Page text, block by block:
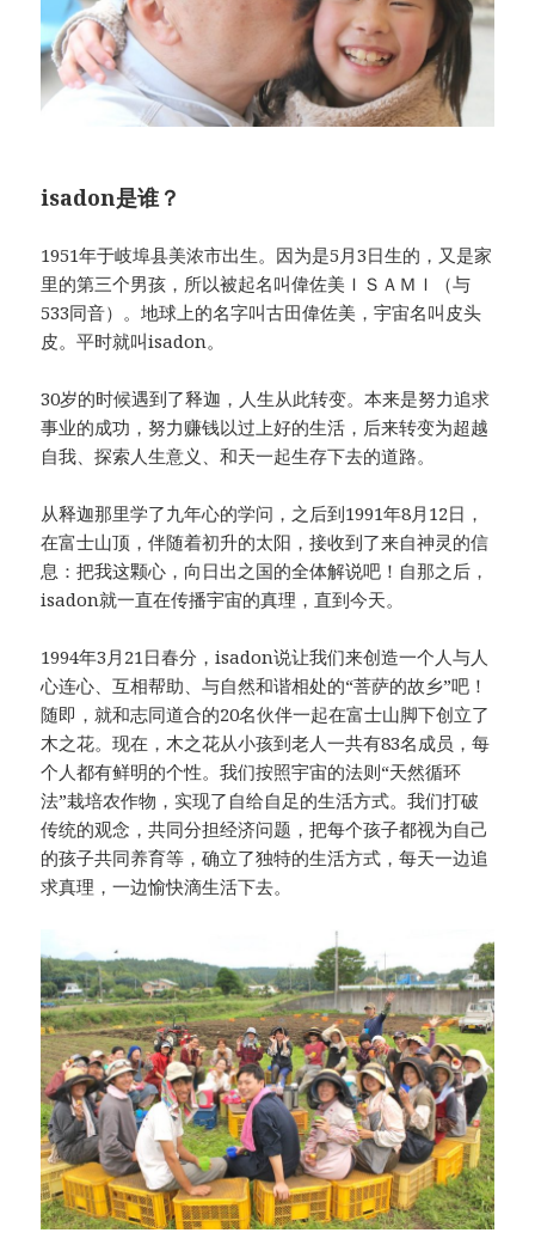
isadon是谁？
1951年于岐埠县美浓市出生。因为是5月3日生的，又是家
里的第三个男孩，所以被起名叫偉佐美ＩＳＡＭＩ（与
533同音）。地球上的名字叫古田偉佐美，宇宙名叫皮头
皮。平时就叫isadon。
30岁的时候遇到了释迦，人生从此转变。本来是努力追求
事业的成功，努力赚钱以过上好的生活，后来转变为超越
自我、探索人生意义、和天一起生存下去的道路。
从释迦那里学了九年心的学问，之后到1991年8月12日，
在富士山顶，伴随着初升的太阳，接收到了来自神灵的信
息：把我这颗心，向日出之国的全体解说吧！自那之后，
isadon就一直在传播宇宙的真理，直到今天。
1994年3月21日春分，isadon说让我们来创造一个人与人
心连心、互相帮助、与自然和谐相处的“菩萨的故乡”吧！
随即，就和志同道合的20名伙伴一起在富士山脚下创立了
木之花。现在，木之花从小孩到老人一共有83名成员，每
个人都有鲜明的个性。我们按照宇宙的法则“天然循环
法”栽培农作物，实现了自给自足的生活方式。我们打破
传统的观念，共同分担经济问题，把每个孩子都视为自己
的孩子共同养育等，确立了独特的生活方式，每天一边追
求真理，一边愉快滴生活下去。